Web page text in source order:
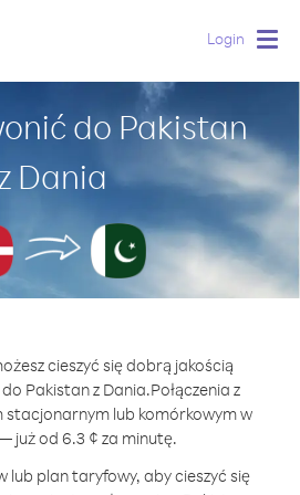
Login
do Pakistan
z Dania
cieszyć się dobrą jakością
Pakistan z Dania.Połączenia z
stacjonarnym lub komórkowym w
już od 6.3 ¢ za minutę.
lub plan taryfowy, aby cieszyć się